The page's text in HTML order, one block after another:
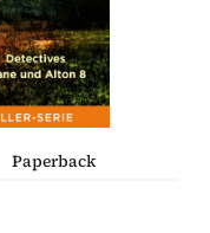
Paperback